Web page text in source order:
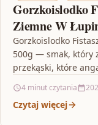
Gorzkoislodko
Ziemne W
Gorzkoislodko
500g — smak, który
przekąski, które
4 minut czytania
Czytaj więcej